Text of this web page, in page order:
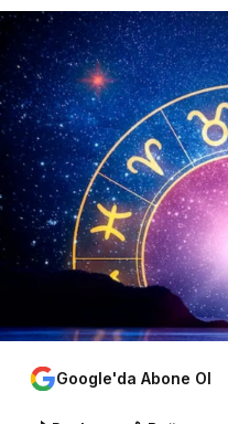
Google'da Abone Ol